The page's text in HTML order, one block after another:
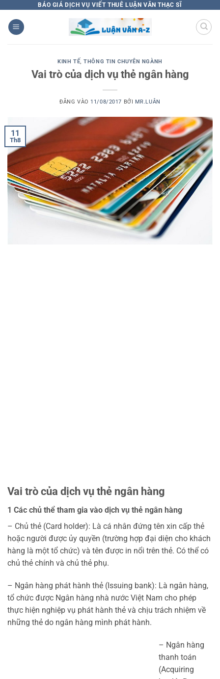
qua
nội
BÁO GIÁ DỊCH VỤ VIẾT THUÊ LUẬN VĂN THẠC SĨ
KINH TẾ,THÔNG TIN CHUYÊN NGÀNH
Vai trò của dịch vụ thẻ ngân hàng
ĐĂNG VÀO 11/08/2017 BỞI MR.LUÂN
11
Th8
Vai trò của dịch vụ thẻ ngân hàng
1 Các chủ thể tham gia vào dịch vụ thẻ ngân hàng
– Chủ thẻ (Card holder): Là cá nhân đứng tên xin cấp thẻ
hoặc người được ủy quyền (trường hợp đại diện cho khách
hàng là một tổ chức) và tên được in nổi trên thẻ. Có thể có
chủ thẻ chính và chủ thẻ phụ.
– Ngân hàng phát hành thẻ (Issuing bank): Là ngân hàng,
tổ chức được Ngân hàng nhà nước Việt Nam cho phép
thực hiện nghiệp vụ phát hành thẻ và chịu trách nhiệm về
những thẻ do ngân hàng mình phát hành.
– Ngân hàng
thanh toán
(Acquiring